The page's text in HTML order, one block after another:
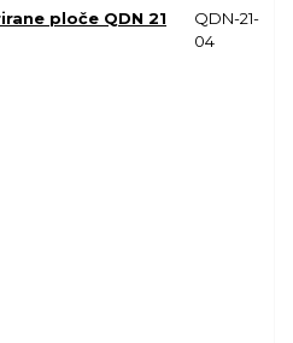
ploče QDN 21
QDN-21-
04